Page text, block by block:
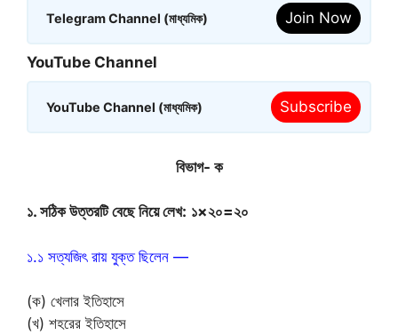
Telegram Channel (মাধ্যমিক) Join Now
YouTube Channel
YouTube Channel (মাধ্যমিক) Subscribe
বিভাগ- ক
১. সঠিক উত্তরটি বেছে নিয়ে লেখ: ১×২০=২০
১.১ সত্যজিৎ রায় যুক্ত ছিলেন —
(ক) খেলার ইতিহাসে
(খ) শহরের ইতিহাসে